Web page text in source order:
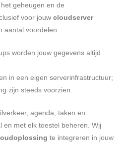
geheugen en de
voor jouwcloudserver
aantal voordelen:
worden jouw gegevens altijd
in een eigen serverinfrastructuur;
zijn steeds voorzien.
agenda, taken en
en met elk toestel beheren. Wij
te integreren in jouw